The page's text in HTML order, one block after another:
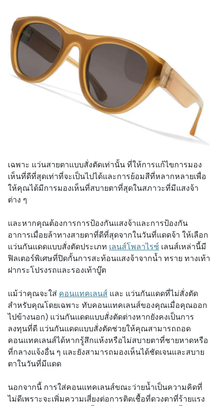
เฉพาะ แว่นสายตาแบบสั่งตัดเท่านั้น ที่ให้การแก้ไขการมอง
เห็นที่ดีที่สุดเท่าที่จะเป็นไปได้และการย้อมสีที่หลากหลายเพื่อ
ให้คุณได้มีการมองเห็นที่สบายตาที่สุดในสภาวะที่มีแสงจ้า
ต่าง ๆ
และหากคุณต้องการการป้องกันแสงจ้าและการป้องกัน
อาการเมื่อยล้าทางสายตาที่ดีที่สุดจากในวันที่แดดจ้า ให้เลือก
แว่นกันแดดแบบสั่งตัดประเภท เลนส์โพลาไรซ์ เลนส์เหล่านี้มี
ฟิลเตอร์พิเศษที่ปิดกั้นการสะท้อนแสงจ้าจากน้ำ ทราย ทางเท้า
ฝากระโปรงรถและรองเท้าบู๊ต
แม้ว่าคุณจะใส่ คอนแทคเลนส์ และ แว่นกันแดดที่ไม่สั่งตัด
สำหรับคุณโดยเฉพาะ ทับคอนแทคเลนส์ของคุณเมื่อคุณออก
ไปข้างนอก) แว่นกันแดดแบบสั่งตัดต่างหากยังคงเป็นการ
ลงทุนที่ดี แว่นกันแดดแบบสั่งตัดช่วยให้คุณสามารถถอด
คอนแทคเลนส์ได้หากรู้สึกแห้งหรือไม่สบายตาที่ชายหาดหรือ
ที่กลางแจ้งอื่น ๆ และยังสามารถมองเห็นได้ชัดเจนและสบาย
ตาในวันที่มีแดด
นอกจากนี้ การใส่คอนแทคเลนส์ขณะว่ายน้ำเป็นความคิดที่
ไม่ดีเพราะจะเพิ่มความเสี่ยงต่อการติดเชื้อที่ดวงตาที่ร้ายแรง